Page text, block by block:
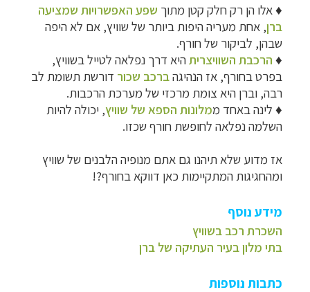
♦ אלו הן רק חלק קטן מתוך שפע האפשרויות שמציעה
ברן, אחת מעריה היפות ביותר של שוויץ, אם לא היפה
שבהן, לביקור של חורף.
♦ הרכבת השוויצרית היא דרך נפלאה לטייל בשוויץ,
בפרט בחורף, אז הנהיגהברכב שכור דורשת תשומת לב
רבה, וברן היא צומת מרכזי של מערכת הרכבות.
♦ לינה באחד ממלונות הספא של שוויץ, יכולה להיות
השלמה נפלאה לחופשת חורף שכזו.
אז מדוע שלא תיהנו גם אתם מנופיה הלבנים של שוויץ
ומהחגיגות המתקיימות כאן דווקא בחורף?!
מידע נוסף
השכרת רכב בשוויץ
בתי מלון בעיר העתיקה של ברן
כתבות נוספות